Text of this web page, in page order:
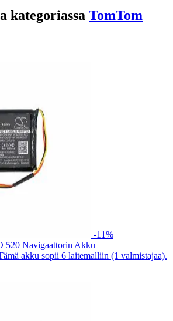
kategoriassa TomTom
-11%
520 Navigaattorin Akku
akku sopii 6 laitemalliin (1 valmistajaa).